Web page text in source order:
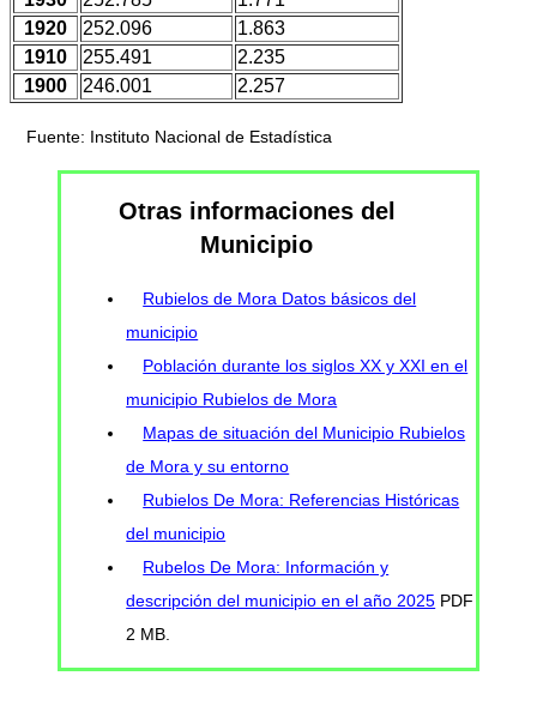
1920
252.096
1.863
1910
255.491
2.235
1900
246.001 2.257
Fuente: Instituto Nacional de Estadística
Otras informaciones del
Municipio
Rubielos de Mora Datos básicos del
municipio
Población durante los siglos XX y XXI en el
municipio Rubielos de Mora
Mapas de situación del Municipio Rubielos
de Mora y su entorno
Rubielos De Mora: Referencias Históricas
del municipio
Rubelos De Mora: Información y
descripción del municipio en el año 2025 PDF
2 MB.